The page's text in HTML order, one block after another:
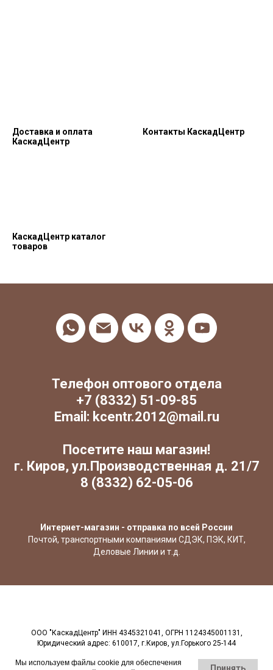
Доставка и оплата
КаскадЦентр
Контакты КаскадЦентр
КаскадЦентр каталог
товаров
Телефон оптового отдела
+7 (8332) 51-09-85
Email: kcentr.2012@mail.ru
Посетите наш магазин!
г. Киров, ул.Производственная д. 21/7
8 (8332) 62-05-06
Интернет-магазин - отправка по всей России
Почтой, транспортными компаниями СДЭК, ПЭК, КИТ,
Деловые Линии и т.д.
ООО "КаскадЦентр" ИНН 4345321041, ОГРН 1124345001131,
Юридический адрес: 610017, г.Киров, ул.Горького 25-144
Мы используем файлы cookie для обеспечения
Принять